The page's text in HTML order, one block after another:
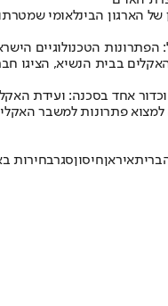
של הארגון הבינלאומי
הפתרונות הטכנולוגיים
בבית הנשיא, הציגו
אחד בסכנה: ועידת
פתרונות למשבר
איראןחיסוןסגרבחירות